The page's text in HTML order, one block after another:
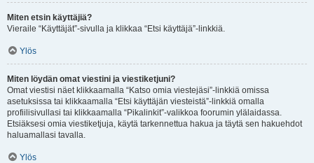
Miten etsin käyttäjiä?
Vieraile “Käyttäjät”-sivulla ja klikkaa “Etsi käyttäjä”-linkkiä.
Ylös
Miten löydän omat viestini ja viestiketjuni?
Omat viestisi näet klikkaamalla “Katso omia viestejäsi”-linkkiä omissa
asetuksissa tai klikkaamalla “Etsi käyttäjän viesteistä”-linkkiä omalla
profiilisivullasi tai klikkaamalla “Pikalinkit”-valikkoa foorumin ylälaidassa.
Etsiäksesi omia viestiketjuja, käytä tarkennettua hakua ja täytä sen hakuehdot
haluamallasi tavalla.
Ylös